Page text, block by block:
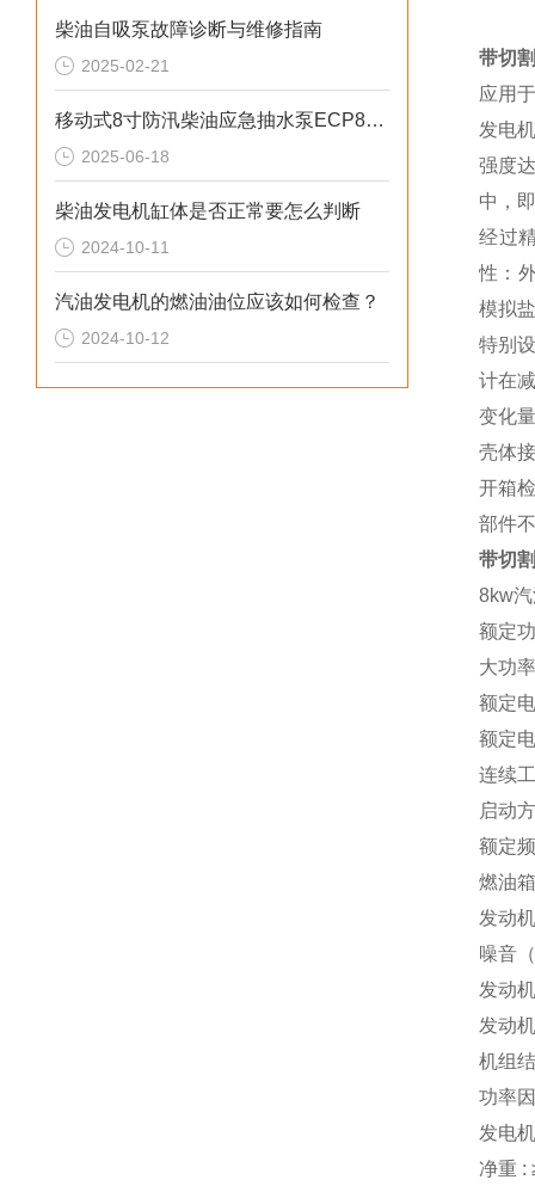
柴油自吸泵故障诊断与维修指南
2025-02-21
移动式8寸防汛柴油应急抽水泵ECP80ME
2025-06-18
柴油发电机缸体是否正常要怎么判断
2024-10-11
汽油发电机的燃油油位应该如何检查？
2024-10-12
带切
应用
发电
强度
中，
经过
性：
模拟
特别
计在
变化
壳体
开箱
部件
带切
8kw
额定
大功
额定
额定
连续
启动
额定
燃油
发动
噪音
发动
发动
机组
功率
发电
净重 :